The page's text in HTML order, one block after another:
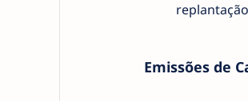
Emissões de